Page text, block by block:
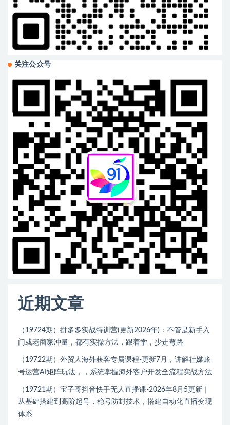
关注公众号
近期文章
（19724期）拼多多实战特训营(更新2026年)：不管是新手入
门或老商家冲量，都有实操方法，跟着学，少走弯路
（19722期）外贸人海外获客专属课程-更新7月，讲解社媒账
号运营AI矩阵玩法，，系统掌握海外客户开发全流程实战方法
（19721期）宝子哥抖音快手无人直播课-2026年8月5更新｜
从基础搭建到高阶起号，稳号防封技术，搭建自动化直播变现
体系